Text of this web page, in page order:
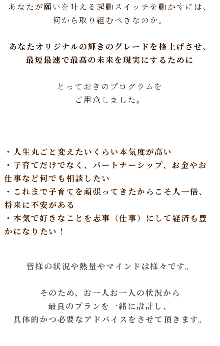
あなたが願いを叶える起動スイッチを動かすには、
何から取り組むべきなのか。
あなたオリジナルの輝きのグレードを格上げさせ、
最短最速で最高の未来を現実にするために
とっておきのプログラムを
ご用意しました。
・人生丸ごと変えたいくらい本気度が高い
・子育てだけでなく、パートナーシップ、お金やお
仕事など何でも相談したい
・これまで子育てを頑張ってきたからこそ人一倍、
将来に不安がある
・本気で好きなことを志事（仕事）にして経済も豊
かになりたい！
皆様の状況や熱量やマインドは様々です。
そのため、お一人お一人の状況から
最良のプランを一緒に設計し、
具体的かつ必要なアドバイスをさせて頂きます。